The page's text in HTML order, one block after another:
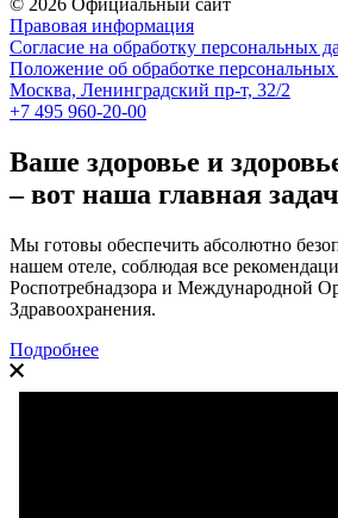
© 2026 Официальный сайт
Правовая информация
Согласие на обработку персональных
Положение об обработке
Москва, Ленинградский пр-т, 32/2
+7 495 960-20-00
Ваше здоровье и
– вот наша главная
Мы готовы обеспечить абсолютно
нашем отеле, соблюдая все
Роспотребнадзора и Международной
Здравоохранения.
Подробнее